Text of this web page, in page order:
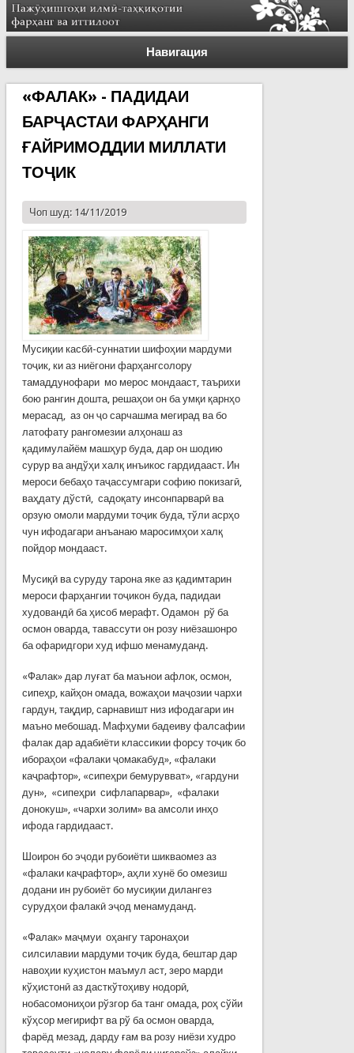
Навигация
«ФАЛАК» - ПАДИДАИ
БАРҶАСТАИ ФАРҲАНГИ
ҒАЙРИМОДДИИ МИЛЛАТИ
ТОҶИК
Чоп шуд: 14/11/2019
Мусиқии касбӣ-суннатии шифоҳии мардуми
тоҷик, ки аз ниёгони фарҳангсолору
тамаддунофари мо мерос мондааст, таърихи
бою рангин дошта, решаҳои он ба умқи қарнҳо
мерасад, аз он ҷо сарчашма мегирад ва бо
латофату рангомезии алҳонаш аз
қадимулайём машҳур буда, дар он шодию
сурур ва андўҳи халқ инъикос гардидааст. Ин
мероси бебаҳо таҷассумгари софию покизагӣ,
ваҳдату дўстӣ, садоқату инсонпарварӣ ва
орзую омоли мардуми тоҷик буда, тўли асрҳо
чун ифодагари анъанаю маросимҳои халқ
пойдор мондааст.
Мусиқӣ ва суруду тарона яке аз қадимтарин
мероси фарҳангии тоҷикон буда, падидаи
худовандӣ ба ҳисоб мерафт. Одамон рў ба
осмон оварда, тавассути он розу ниёзашонро
ба офаридгори худ ифшо менамуданд.
«Фалак» дар луғат ба маънои афлок, осмон,
сипеҳр, кайҳон омада, вожаҳои маҷозии чархи
гардун, тақдир, сарнавишт низ ифодагари ин
маъно мебошад. Мафҳуми бадеиву фалсафии
фалак дар адабиёти классикии форсу тоҷик бо
ибораҳои «фалаки ҷомакабуд», «фалаки
каҷрафтор», «сипеҳри бемурувват», «гардуни
дун», «сипеҳри сифлапарвар», «фалаки
донокуш», «чархи золим» ва амсоли инҳо
ифода гардидааст.
Шоирон бо эҷоди рубоиёти шикваомез аз
«фалаки каҷрафтор», аҳли хунё бо омезиш
додани ин рубоиёт бо мусиқии дилангез
сурудҳои фалакӣ эҷод менамуданд.
«Фалак» маҷмуи оҳангу таронаҳои
силсилавии мардуми тоҷик буда, бештар дар
навоҳии куҳистон маъмул аст, зеро марди
кўҳистонӣ аз дасткўтоҳиву нодорӣ,
нобасомониҳои рўзгор ба танг омада, роҳ сўйи
кўҳсор мегирифт ва рў ба осмон оварда,
фарёд мезад, дарду ғам ва розу ниёзи худро